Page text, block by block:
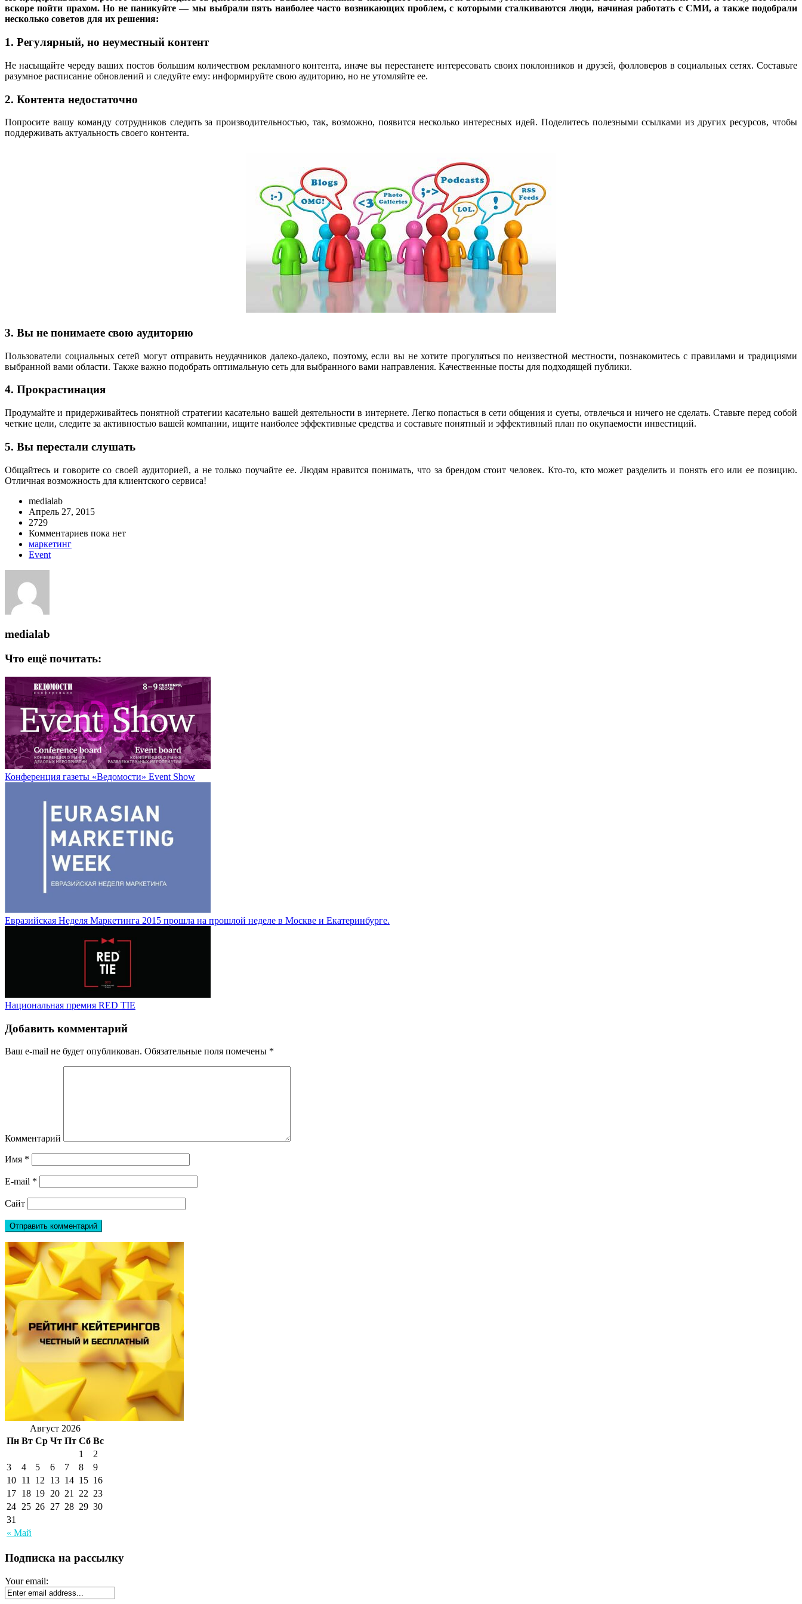
вскоре пойти прахом. Но не паникуйте — мы выбрали пять наиболее часто возникающих проблем, с которыми сталкиваются люди, начиная работать с СМИ, а также подобрали
несколько советов для их решения:
1. Регулярный, но неуместный контент
Не насыщайте череду ваших постов большим количеством рекламного контента, иначе вы перестанете интересовать своих поклонников и друзей, фолловеров в социальных сетях. Составьте
разумное расписание обновлений и следуйте ему: информируйте свою аудиторию, но не утомляйте ее.
2. Контента недостаточно
Попросите вашу команду сотрудников следить за производительностью, так, возможно, появится несколько интересных идей. Поделитесь полезными ссылками из других ресурсов, чтобы
поддерживать актуальность своего контента.
3. Вы не понимаете свою аудиторию
Пользователи социальных сетей могут отправить неудачников далеко-далеко, поэтому, если вы не хотите прогуляться по неизвестной местности, познакомитесь с правилами и традициями
выбранной вами области. Также важно подобрать оптимальную сеть для выбранного вами направления. Качественные посты для подходящей публики.
4. Прокрастинация
Продумайте и придерживайтесь понятной стратегии касательно вашей деятельности в интернете. Легко попасться в сети общения и суеты, отвлечься и ничего не сделать. Ставьте перед собой
четкие цели, следите за активностью вашей компании, ищите наиболее эффективные средства и составьте понятный и эффективный план по окупаемости инвестиций.
5. Вы перестали слушать
Общайтесь и говорите со своей аудиторией, а не только поучайте ее. Людям нравится понимать, что за брендом стоит человек. Кто-то, кто может разделить и понять его или ее позицию.
Отличная возможность для клиентского сервиса!
medialab
Апрель 27, 2015
2729
Комментариев пока нет
маркетинг
Event
medialab
Что ещё почитать:
Конференция газеты «Ведомости» Event Show
Евразийская Неделя Маркетинга 2015 прошла на прошлой неделе в Москве и Екатеринбурге.
Национальная премия RED TIE
Добавить комментарий
Ваш e-mail не будет опубликован. Обязательные поля помечены *
Комментарий
Имя *
E-mail *
Сайт
Август 2026
Пн Вт Ср Чт Пт Сб Вс
« Май
1
2
3
4 5 6 7 8
9
10 11 12 13 14 15 16
17 18 19 20 21 22 23
24 25 26 27 28 29 30
31
Подписка на рассылку
Your email: